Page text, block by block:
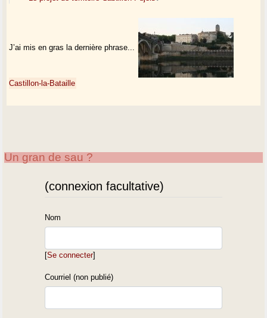
J’ai mis en gras la dernière phrase...
Castillon-la-Bataille
Un gran de sau ?
(connexion facultative)
Nom
[Se connecter]
Courriel (non publié)